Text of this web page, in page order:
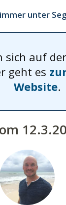
unter
sich auf der
geht es
Website.